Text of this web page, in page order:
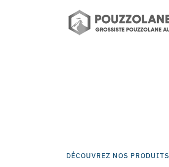
DÉCOUVREZ NOS PRODUITS